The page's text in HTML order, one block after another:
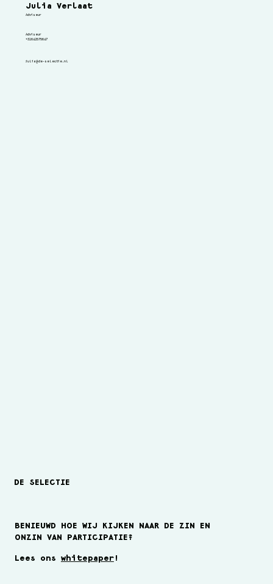
Julia Verlaat
Adviseur
Adviseur
julia@de-selectie.nl
+31642575647
DE SELECTIE
BENIEUWD HOE WIJ KIJKEN NAAR DE ZIN EN
ONZIN VAN PARTICIPATIE?
Lees ons whitepaper!